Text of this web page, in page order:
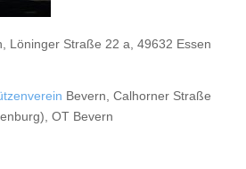
Löninger Straße 22 a, 49632 Essen
Bevern, Calhorner Straße
OT Bevern